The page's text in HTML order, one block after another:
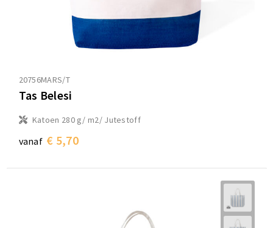
20756MARS/T
Tas Belesi
Katoen 280 g/ m2/ Jutestoff
vanaf € 5,70